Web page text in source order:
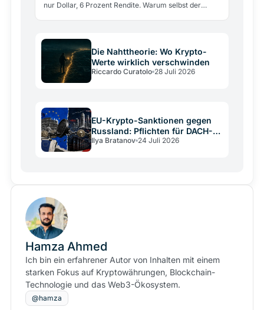
nur Dollar, 6 Prozent Rendite. Warum selbst der
Die Nahttheorie: Wo Krypto-
Werte wirklich verschwinden
Riccardo Curatolo 28 Juli 2026
EU-Krypto-Sanktionen gegen
Russland: Pflichten für DACH-
Betreiber
Ilya Bratanov 24 Juli 2026
Hamza Ahmed
Ich bin ein erfahrener Autor von Inhalten mit einem
starken Fokus auf Kryptowährungen, Blockchain-
Technologie und das Web3-Ökosystem.
@hamza